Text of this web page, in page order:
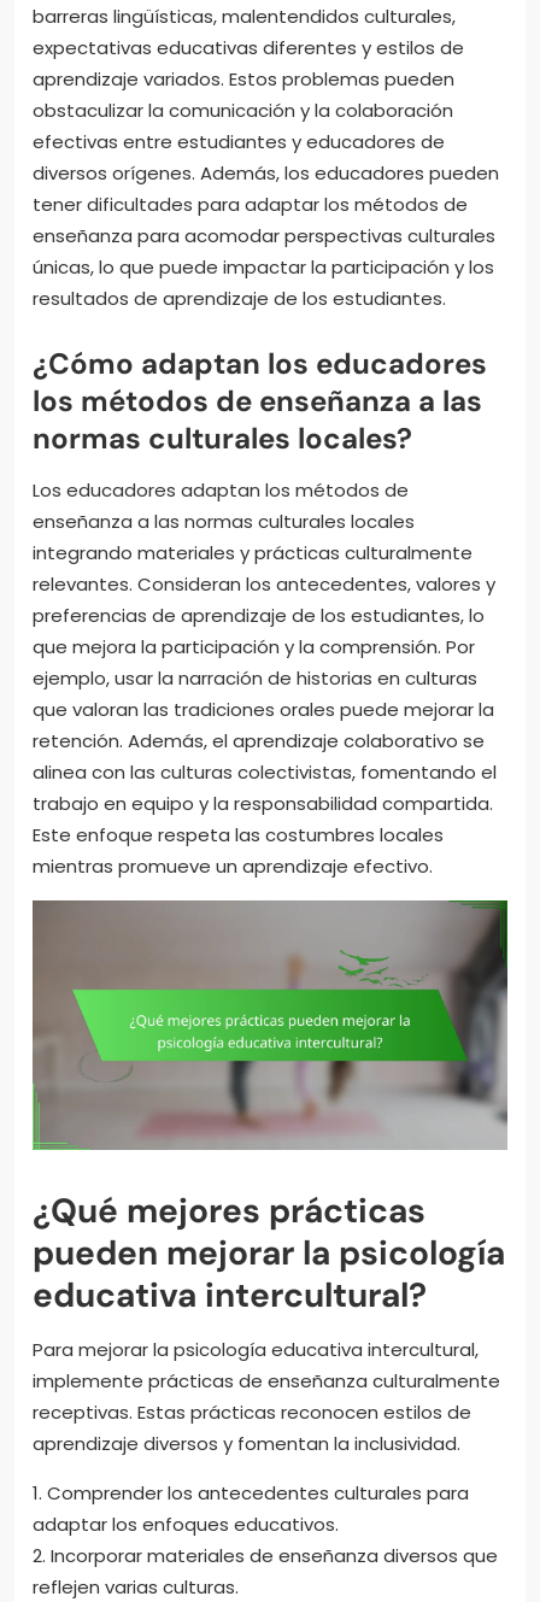
barreras lingüísticas, malentendidos culturales,
expectativas educativas diferentes y estilos de
aprendizaje variados. Estos problemas pueden
obstaculizar la comunicación y la colaboración
efectivas entre estudiantes y educadores de
diversos orígenes. Además, los educadores pueden
tener dificultades para adaptar los métodos de
enseñanza para acomodar perspectivas culturales
únicas, lo que puede impactar la participación y los
resultados de aprendizaje de los estudiantes.
¿Cómo adaptan los educadores
los métodos de enseñanza a las
normas culturales locales?
Los educadores adaptan los métodos de
enseñanza a las normas culturales locales
integrando materiales y prácticas culturalmente
relevantes. Consideran los antecedentes, valores y
preferencias de aprendizaje de los estudiantes, lo
que mejora la participación y la comprensión. Por
ejemplo, usar la narración de historias en culturas
que valoran las tradiciones orales puede mejorar la
retención. Además, el aprendizaje colaborativo se
alinea con las culturas colectivistas, fomentando el
trabajo en equipo y la responsabilidad compartida.
Este enfoque respeta las costumbres locales
mientras promueve un aprendizaje efectivo.
¿Qué mejores prácticas
pueden mejorar la psicología
educativa intercultural?
Para mejorar la psicología educativa intercultural,
implemente prácticas de enseñanza culturalmente
receptivas. Estas prácticas reconocen estilos de
aprendizaje diversos y fomentan la inclusividad.
1. Comprender los antecedentes culturales para
adaptar los enfoques educativos.
2. Incorporar materiales de enseñanza diversos que
reflejen varias culturas.